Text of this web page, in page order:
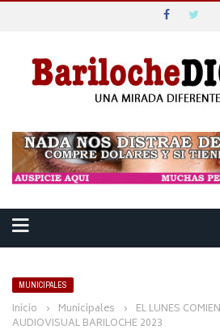
MUNICIPALES
Inicio › Municipales › EL LUNES
AUDIOVISUAL BARILOCHE 2023